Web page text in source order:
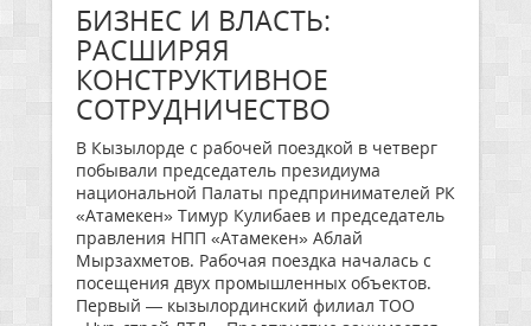
БИЗНЕС И ВЛАСТЬ:
РАСШИРЯЯ
КОНСТРУКТИВНОЕ
СОТРУДНИЧЕСТВО
В Кызылорде с рабочей поездкой в четверг
побывали председатель президиума
национальной Палаты предпринимателей РК
«Атамекен» Тимур Кулибаев и председатель
правления НПП «Атамекен» Аблай
Мырзахметов. Рабочая поездка началась с
посещения двух промышленных объектов.
Первый — кызылординский филиал ТОО